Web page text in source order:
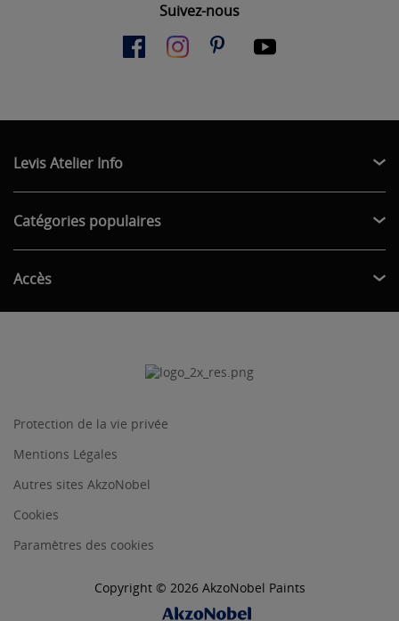
Suivez-nous
Levis Atelier Info
Catégories populaires
Accès
Protection de la vie privée
Mentions Légales
Autres sites AkzoNobel
Cookies
Paramètres des cookies
Copyright © 2026 AkzoNobel Paints